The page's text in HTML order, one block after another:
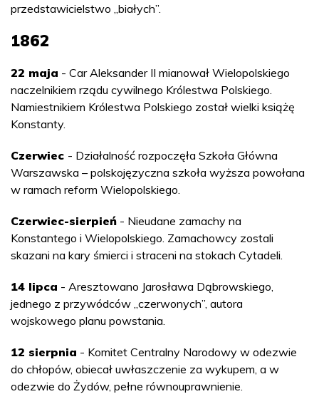
przedstawicielstwo „białych”.
1862
22 maja - Car Aleksander II mianował Wielopolskiego
naczelnikiem rządu cywilnego Królestwa Polskiego.
Namiestnikiem Królestwa Polskiego został wielki książę
Konstanty.
Czerwiec - Działalność rozpoczęła Szkoła Główna
Warszawska – polskojęzyczna szkoła wyższa powołana
w ramach reform Wielopolskiego.
Czerwiec-sierpień - Nieudane zamachy na
Konstantego i Wielopolskiego. Zamachowcy zostali
skazani na kary śmierci i straceni na stokach Cytadeli.
14 lipca - Aresztowano Jarosława Dąbrowskiego,
jednego z przywódców „czerwonych”, autora
wojskowego planu powstania.
12 sierpnia - Komitet Centralny Narodowy w odezwie
do chłopów, obiecał uwłaszczenie za wykupem, a w
odezwie do Żydów, pełne równouprawnienie.